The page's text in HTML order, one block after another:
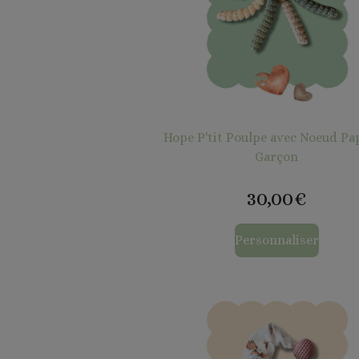
Hope P'tit Poulpe avec Noeud
Garçon
30,00€
Personnaliser